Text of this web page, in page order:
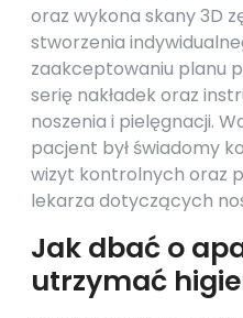
oraz wykona skany 3D
stworzenia
zaakceptowaniu planu
serię nakładek oraz
noszenia i pielęgnacji.
pacjent był świadomy
wizyt kontrolnych oraz
lekarza dotyczących
Jak dbać o
utrzymać